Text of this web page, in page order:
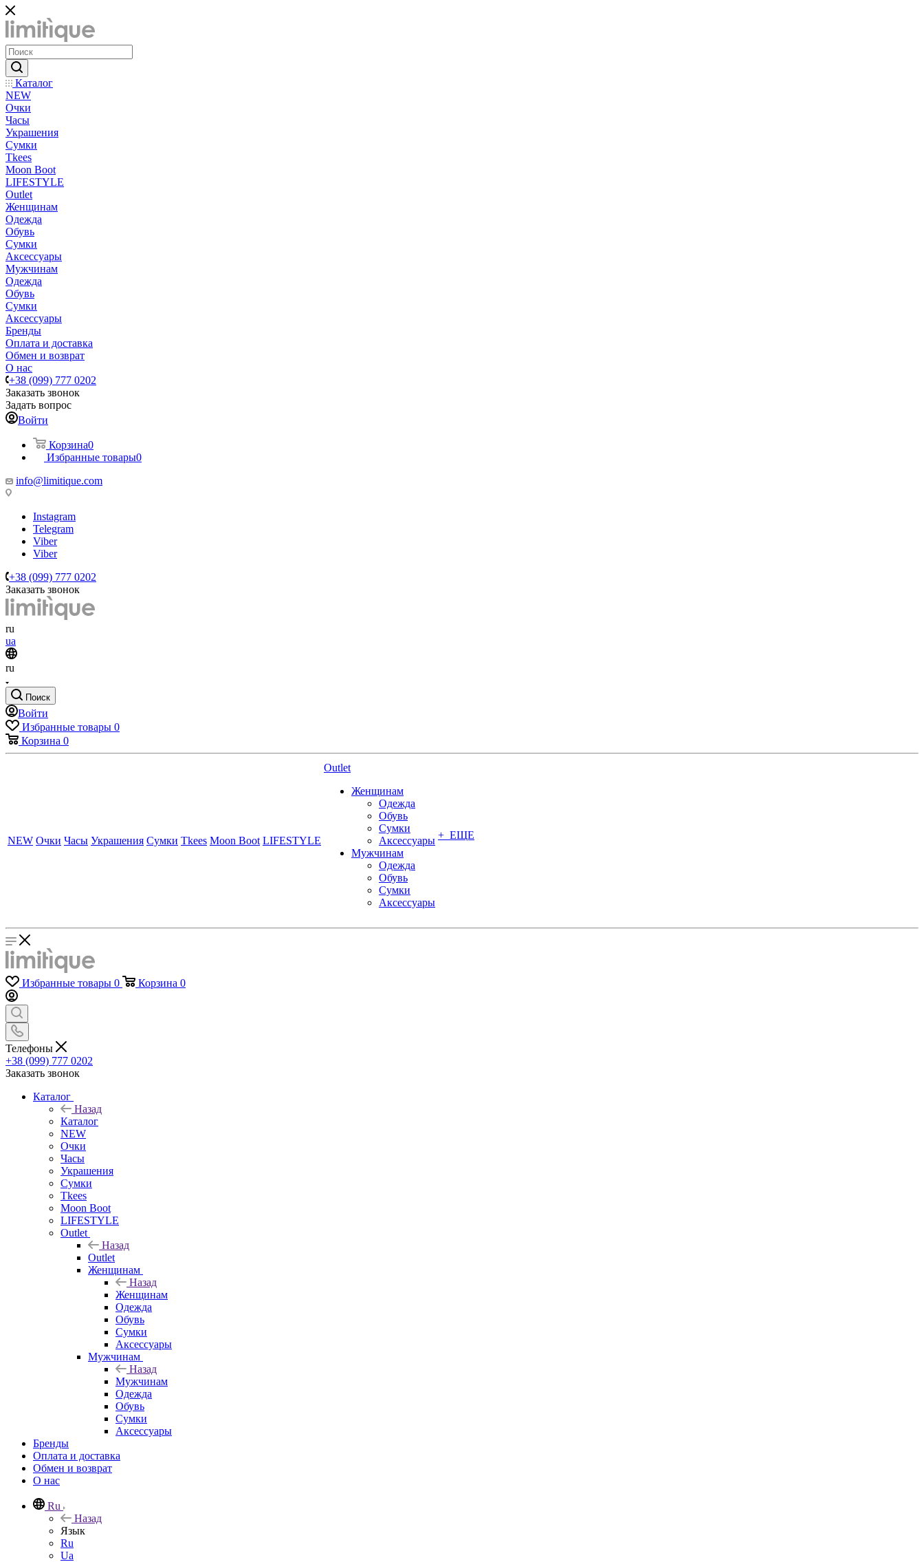
Каталог
NEW
Очки
Часы
Украшения
Сумки
Tkees
Moon Boot
LIFESTYLE
Outlet
Женщинам
Одежда
Обувь
Сумки
Аксессуары
Мужчинам
Одежда
Обувь
Сумки
Аксессуары
Бренды
Оплата и доставка
Обмен и возврат
О нас
+38 (099) 777 0202
Заказать звонок
Задать вопрос
Войти
Корзина0
Избранные товары0
info@limitique.com
Instagram
Telegram
Viber
Viber
+38 (099) 777 0202
Заказать звонок
ru
ua
ru
Поиск
Войти
Избранные товары 0
Корзина 0
NEW Очки Часы Украшения Сумки Tkees Moon Boot LIFESTYLE
Outlet
Женщинам
Одежда
Обувь
Сумки
Аксессуары
Мужчинам
Одежда
Обувь
Сумки
Аксессуары
+ ЕЩЕ
Избранные товары 0 Корзина 0
Телефоны
+38 (099) 777 0202
Заказать звонок
Каталог
Назад
Каталог
NEW
Очки
Часы
Украшения
Сумки
Tkees
Moon Boot
LIFESTYLE
Outlet
Назад
Outlet
Женщинам
Назад
Женщинам
Одежда
Обувь
Сумки
Аксессуары
Мужчинам
Назад
Мужчинам
Одежда
Обувь
Сумки
Аксессуары
Бренды
Оплата и доставка
Обмен и возврат
О нас
Ru
Назад
Язык
Ru
Ua